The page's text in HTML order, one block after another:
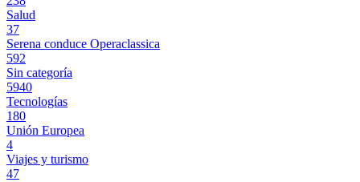
Salud
37
Serena conduce Operaclassica
592
Sin categoría
5940
Tecnologías
180
Unión Europea
4
Viajes y turismo
47